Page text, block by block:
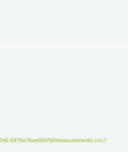
6476a76ae868/W/measurements.csv?